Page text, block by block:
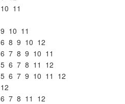
10 11
9 10 11
6 8 9 10 12
6 7 8 9 10 11
5 6 7 8 11 12
5 6 7 9 10 11 12
12
6 7 8 11 12